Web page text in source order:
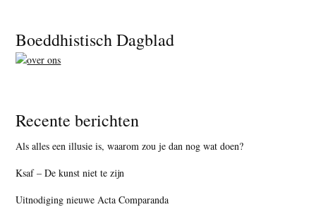
Footer
Boeddhistisch Dagblad
Recente berichten
Als alles een illusie is, waarom zou je dan nog wat doen?
Ksaf – De kunst niet te zijn
Uitnodiging nieuwe Acta Comparanda